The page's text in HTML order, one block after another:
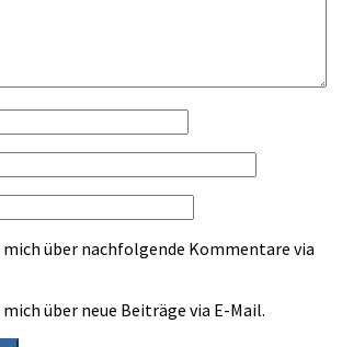
über nachfolgende Kommentare via
über neue Beiträge via E-Mail.